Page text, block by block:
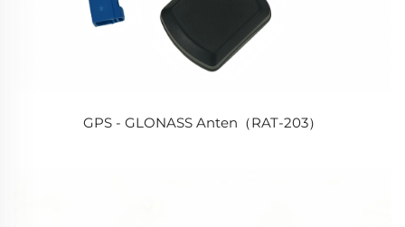
GPS - GLONASS Anten（RAT-203）